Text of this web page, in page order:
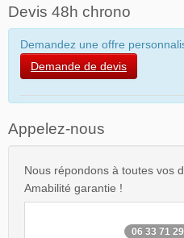
Devis 48h chrono
Demandez une offre
Demande de devis
Appelez-nous
Nous répondons à toutes vos
Amabilité garantie !
06 33 71